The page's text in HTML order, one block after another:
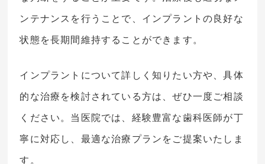
ンテナンスを行うことで、インプラントの良好な
状態を長期間維持することができます。
インプラントについて詳しく知りたい方や、具体
的な治療を検討されている方は、ぜひ一度ご相談
ください。当医院では、経験豊富な歯科医師が丁
寧に対応し、最適な治療プランをご提案いたしま
す。